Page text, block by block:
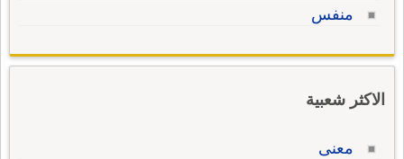
منفس
الاكثر شعبية
معنى